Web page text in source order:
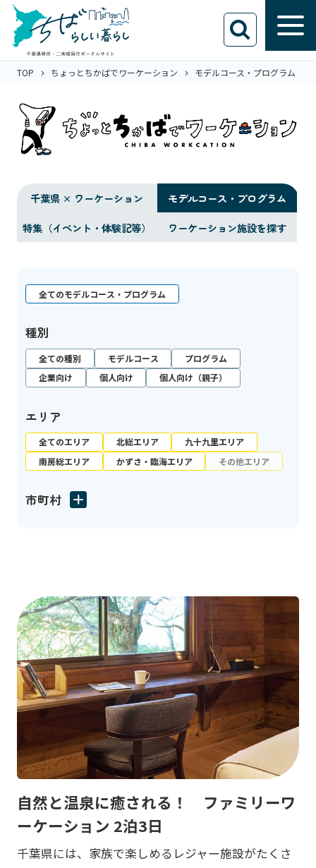
TOP ちょっとちかばでワーケーション モデルコース・プログラム
千葉県 × ワーケーション
モデルコース・プログラム
特集（イベント・体験記等）
ワーケーション施設を探す
全てのモデルコース・プログラム
種別
全ての種別 モデルコース
プログラム
企業向け
個人向け 個人向け（親子）
エリア
全てのエリア 北総エリア
九十九里エリア
南房総エリア
かずさ・臨海エリア その他エリア
市町村
自然と温泉に癒される！ ファミリーワ
ーケーション 2泊3日
千葉県には、家族で楽しめるレジャー施設がたくさ